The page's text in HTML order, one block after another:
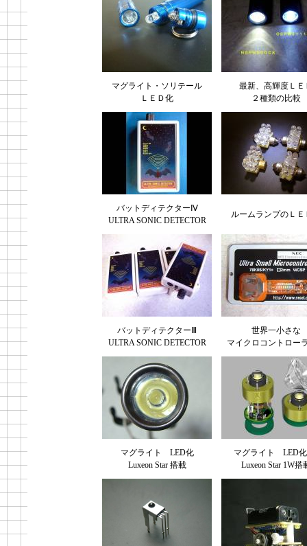
マグライト・ソリテール
ＬＥＤ化
最新、高輝度ＬＥ
２種類の比較
バットディテクターⅣ
ULTRA SONIC DETECTOR
ルームランプのＬＥ
バットディテクターⅢ
ULTRA SONIC DETECTOR
世界一小さな
マイクロコントロー
マグライト LED化
Luxeon Star 搭載
マグライト LED
Luxeon Star 1W搭